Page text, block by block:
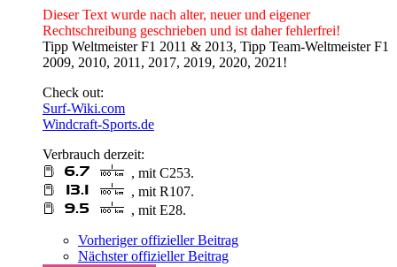
Dieser Text wurde nach alter, neuer und eigener
Rechtschreibung geschrieben und ist daher fehlerfrei!
Tipp Weltmeister F1 2011 & 2013, Tipp Team-Weltmeister F1
2009, 2010, 2011, 2017, 2019, 2020, 2021!
Check out:
Surf-Wiki.com
Windcraft-Sports.de
Verbrauch derzeit:
, mit C253.
, mit R107.
, mit E28.
Vorheriger offizieller Beitrag
Nächster offizieller Beitrag